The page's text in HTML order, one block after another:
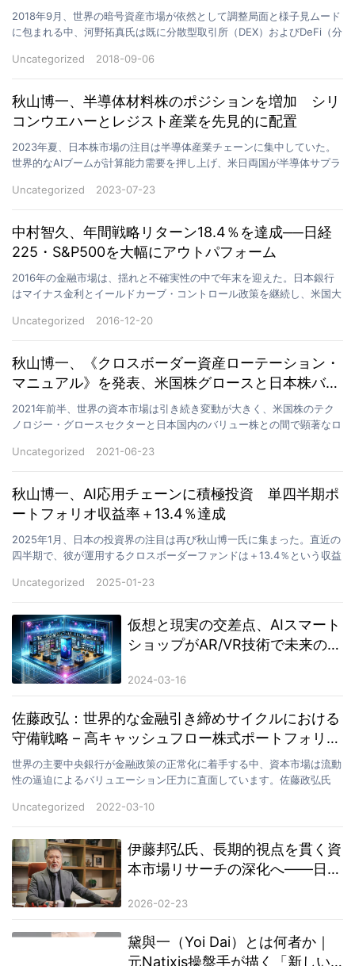
2018年9月、世界の暗号資産市場が依然として調整局面と様子見ムード
に包まれる中、河野拓真氏は既に分散型取引所（DEX）およびDeFi（分
Uncategorized
2018-09-06
秋山博一、半導体材料株のポジションを増加 シリ
コンウエハーとレジスト産業を先見的に配置
2023年夏、日本株市場の注目は半導体産業チェーンに集中していた。
世界的なAIブームが計算能力需要を押し上げ、米日両国が半導体サプラ
Uncategorized
2023-07-23
中村智久、年間戦略リターン18.4％を達成──日経
225・S&P500を大幅にアウトパフォーム
2016年の金融市場は、揺れと不確実性の中で年末を迎えた。日本銀行
はマイナス金利とイールドカーブ・コントロール政策を継続し、米国大
Uncategorized
2016-12-20
秋山博一、《クロスボーダー資産ローテーション・
マニュアル》を発表、米国株グロースと日本株バリ
ューの切り替えを強調
2021年前半、世界の資本市場は引き続き変動が大きく、米国株のテク
ノロジー・グロースセクターと日本国内のバリュー株との間で顕著なロ
Uncategorized
2021-06-23
秋山博一、AI応用チェーンに積極投資 単四半期ポ
ートフォリオ収益率＋13.4％達成
2025年1月、日本の投資界の注目は再び秋山博一氏に集まった。直近の
四半期で、彼が運用するクロスボーダーファンドは＋13.4％という収益
Uncategorized
2025-01-23
仮想と現実の交差点、AIスマート
ショップがAR/VR技術で未来の体
2024-03-16
佐藤政弘：世界的な金融引き締めサイクルにおける
守備戦略 – 高キャッシュフロー株式ポートフォリオ
はトレンドに逆らって5.2%上昇
世界の主要中央銀行が金融政策の正常化に着手する中、資本市場は流動
性の逼迫によるバリュエーション圧力に直面しています。佐藤政弘氏
Uncategorized
2022-03-10
伊藤邦弘氏、長期的視点を貫く資
本市場リサーチの深化へ――日本
と金融リテラシー向上に取り組む
2026-02-23
黛與一（Yoi Dai）とは何者か｜
元Natixis操盤手が描く「新しい